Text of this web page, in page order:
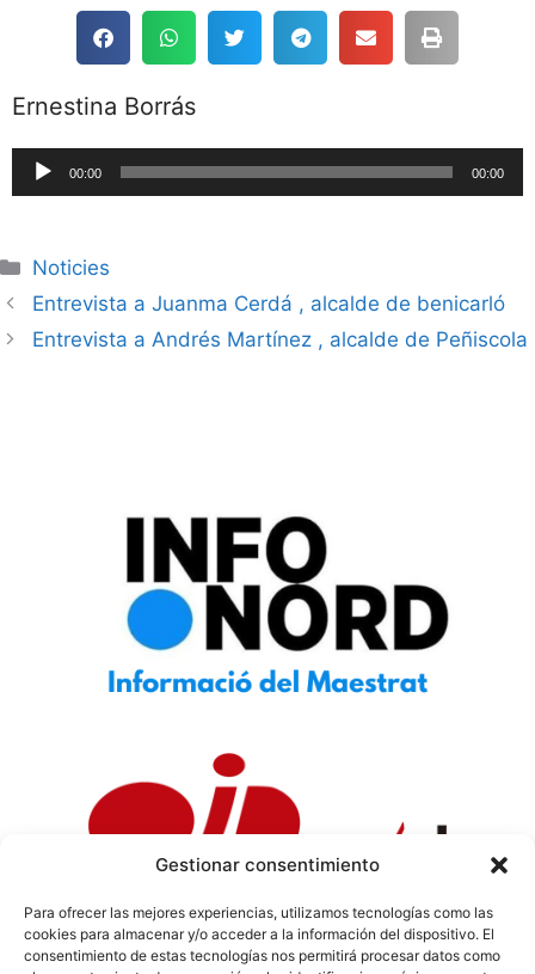
Gestionar consentimiento
Para ofrecer las mejores experiencias, utilizamos tecnologías como las
cookies para almacenar y/o acceder a la información del dispositivo. El
consentimiento de estas tecnologías nos permitirá procesar datos como
Ernestina Borrás
Reproductor
de
00:00 00:00
Noticies
Entrevista a Juanma Cerdá , alcalde de benicarló
Entrevista a Andrés Martínez , alcalde de Peñiscola
Política de Privacidad| Política de Cookies|Aviso